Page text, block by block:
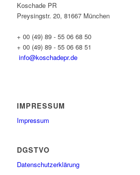
Koschade PR
Preysingstr. 20, 81667 München
+ 00 (49) 89 - 55 06 68 50
+ 00 (49) 89 - 55 06 68 51
info@koschadepr.de
IMPRESSUM
Impressum
DGSTVO
Datenschutzerklärung